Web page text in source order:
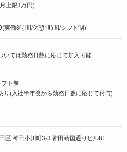
上限3万円)
実働8時間/休憩1時間/シフト制)
いては勤務日数に応じて加入可能
ト制
り(入社半年後から勤務日数に応じて付与)
区 神田小川町3-3 神田靖国通りビル8F